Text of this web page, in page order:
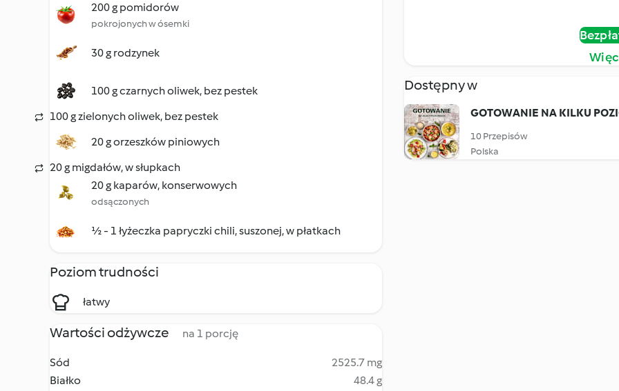
200 g pomidorów
pokrojonych w ósemki
30 g rodzynek
100 g czarnych oliwek, bez pestek
100 g zielonych oliwek, bez pestek
20 g orzeszków piniowych
20 g migdałów, w słupkach
20 g kaparów, konserwowych
odsączonych
½ - 1 łyżeczka papryczki chili, suszonej, w płatkach
Poziom trudności
łatwy
Wartości odżywcze na 1 porcję
Sód
2525.7 mg
Białko
48.4 g
Dostępny w
GOTOWANIE NA KILKU
10 Przepisów
Polska